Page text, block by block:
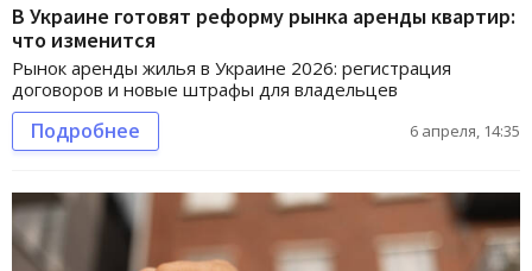
В Украине готовят реформу рынка аренды квартир:
что изменится
Рынок аренды жилья в Украине 2026: регистрация
договоров и новые штрафы для владельцев
Подробнее 6 апреля, 14:35